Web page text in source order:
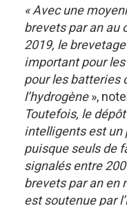
« Avec une
brevets par an au
2019, le
important pour
pour les batteries
l’hydrogène»,
Toutefois, le
intelligents est un
puisque seuls de
signalés entre
brevets par an en
est soutenue par